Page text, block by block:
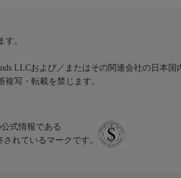
。
LLCおよび／またはその関連会社の日本国
写・転載を禁じます。
式情報である
れているマークです。